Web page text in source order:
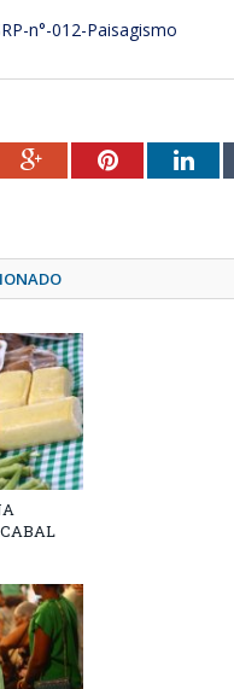
n°-012-Paisagismo
Google+Pinterest